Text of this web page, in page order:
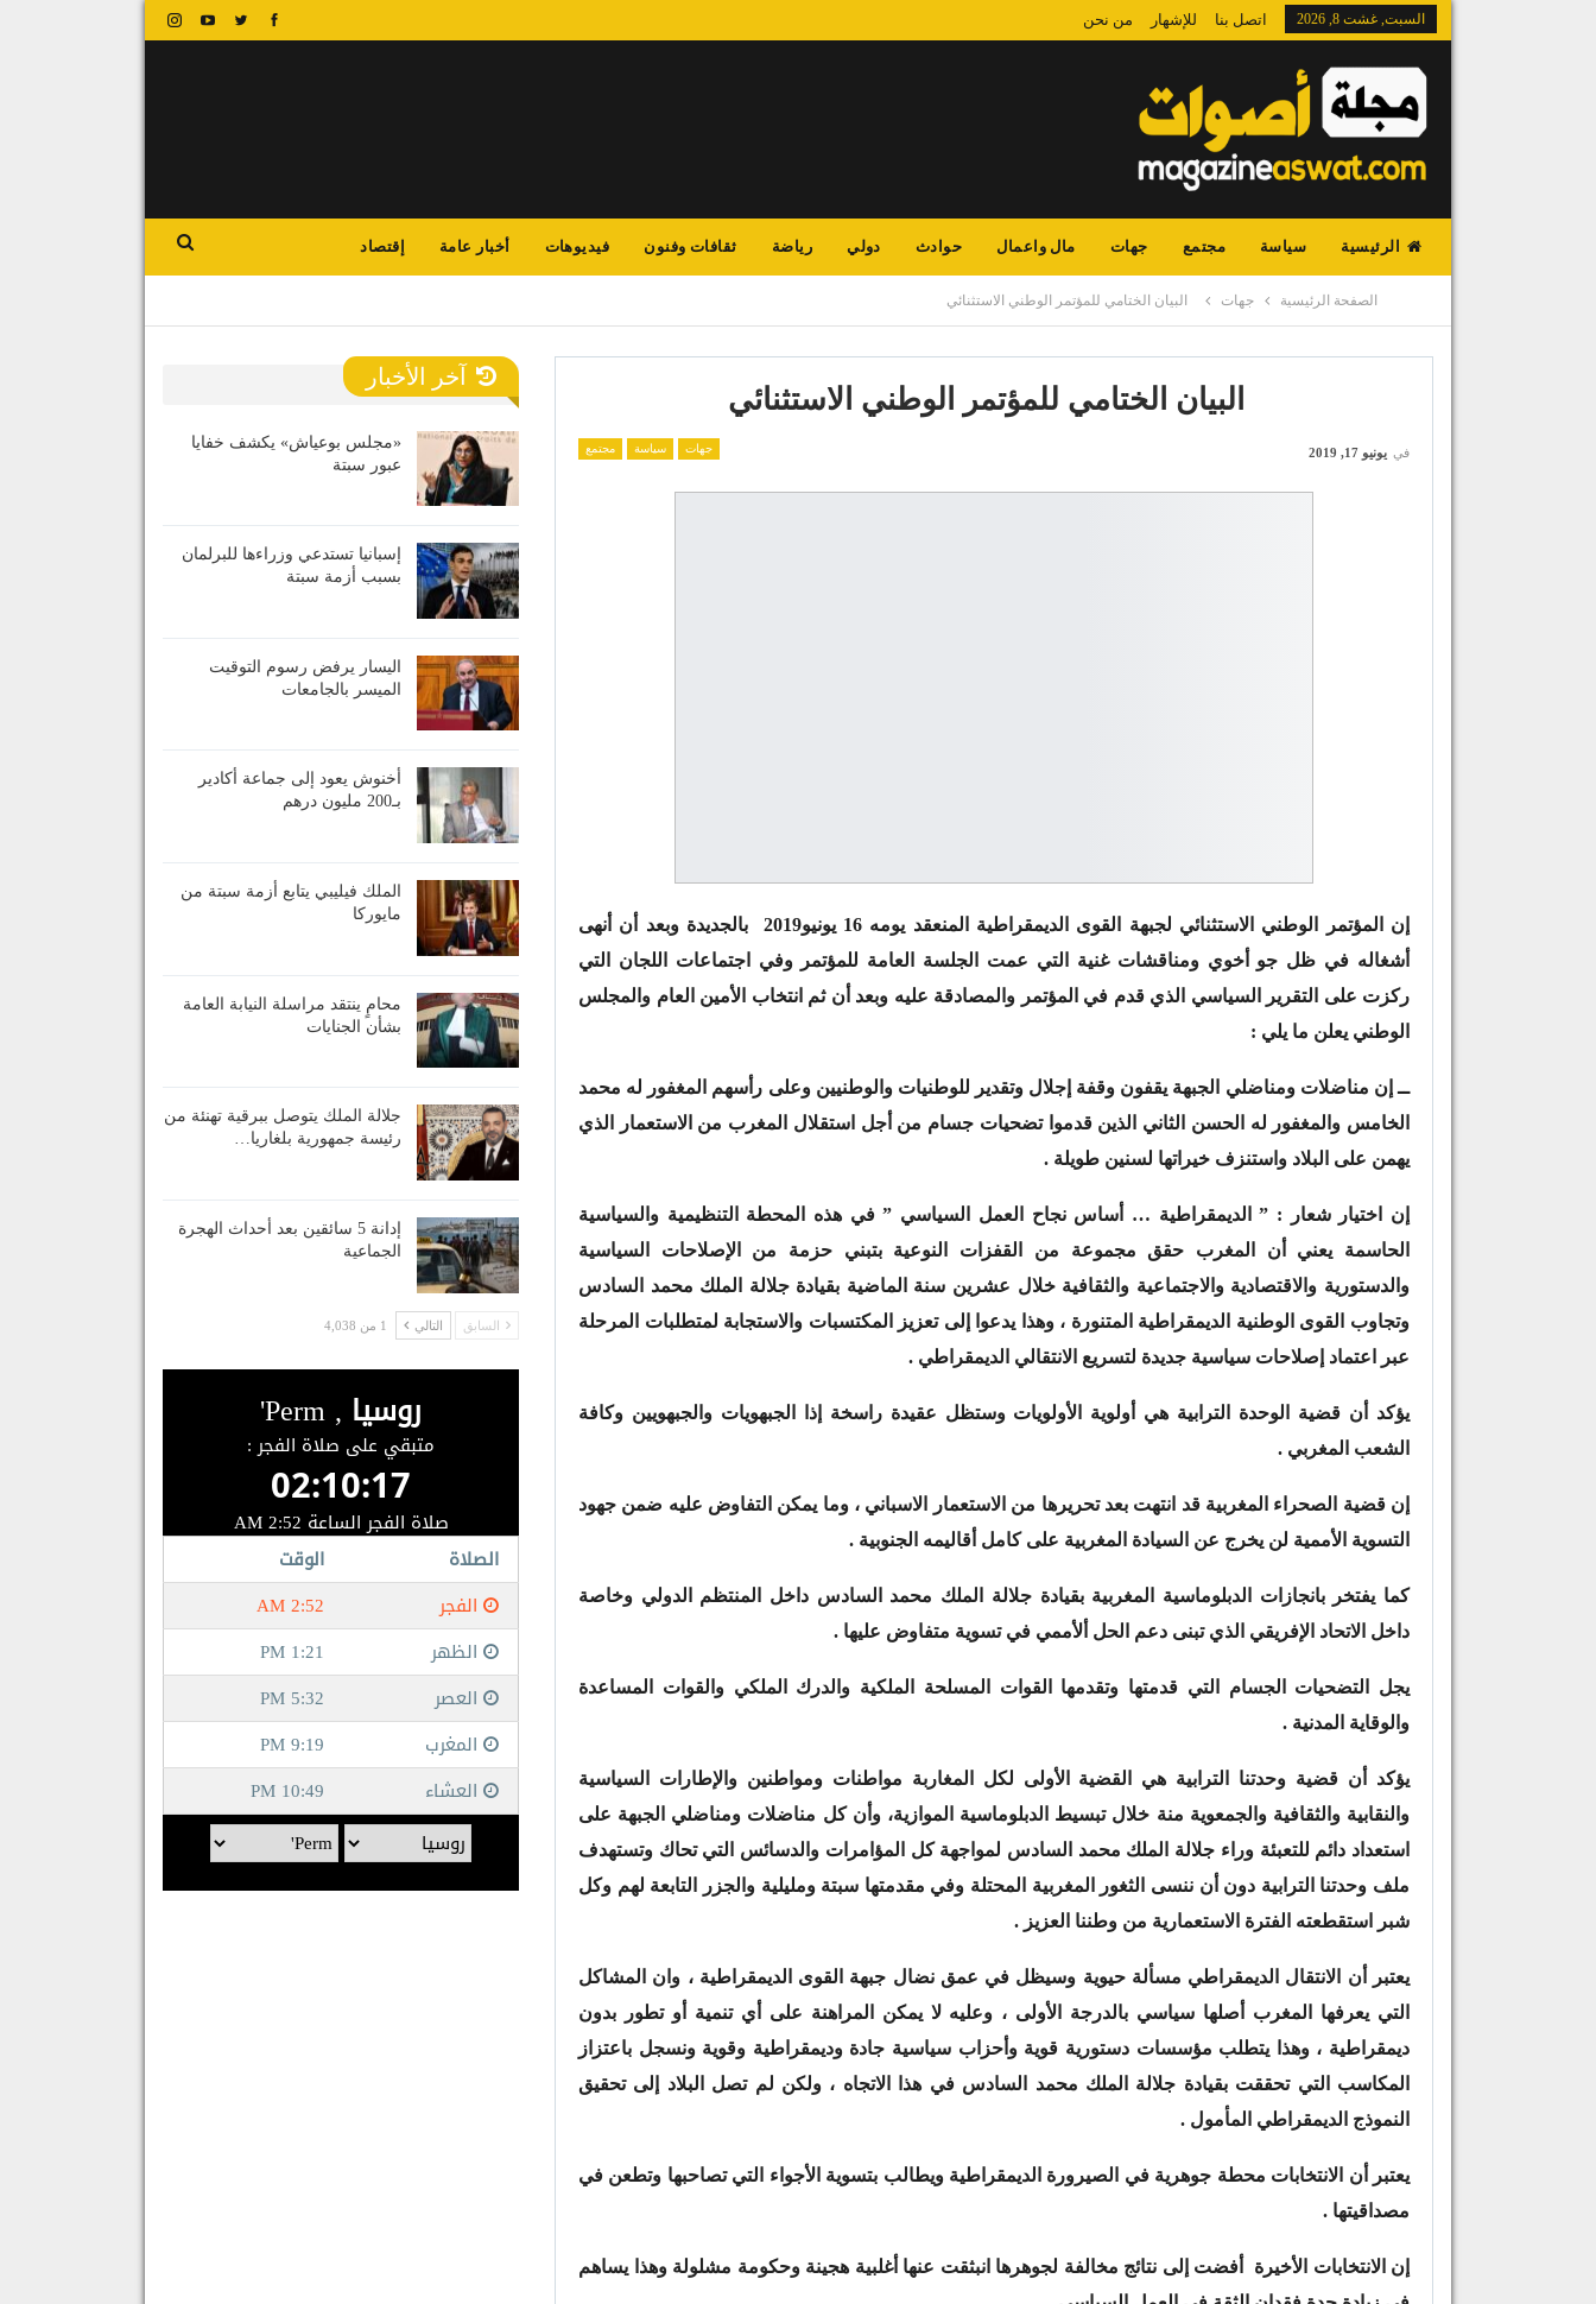
السبت, غشت 8, 2026 اتصل بنا للإشهار من نحن
الرئيسية سياسة مجتمع جهات مال واعمال حوادث دولي رياضة ثقافات وفنون فيديوهات أخبار عامة إقتصاد
الصفحة الرئيسية جهات البيان الختامي للمؤتمر الوطني الاستثنائي
البيان الختامي للمؤتمر الوطني الاستثنائي
جهات سياسة مجتمع في يونيو 17, 2019
إن المؤتمر الوطني الاستثنائي لجبهة القوى الديمقراطية المنعقد يومه 16 يونيو2019 بالجديدة وبعد أن أنهى
أشغاله في ظل جو أخوي ومناقشات غنية التي عمت الجلسة العامة للمؤتمر وفي اجتماعات اللجان التي
ركزت على التقرير السياسي الذي قدم في المؤتمر والمصادقة عليه وبعد أن ثم انتخاب الأمين العام والمجلس
الوطني يعلن ما يلي :
ــ إن مناضلات ومناضلي الجبهة يقفون وقفة إجلال وتقدير للوطنيات والوطنيين وعلى رأسهم المغفور له محمد
الخامس والمغفور له الحسن الثاني الذين قدموا تضحيات جسام من أجل استقلال المغرب من الاستعمار الذي
يهمن على البلاد واستنزف خيراتها لسنين طويلة .
إن اختيار شعار : ” الديمقراطية … أساس نجاح العمل السياسي ” في هذه المحطة التنظيمية والسياسية
الحاسمة يعني أن المغرب حقق مجموعة من القفزات النوعية بتبني حزمة من الإصلاحات السياسية
والدستورية والاقتصادية والاجتماعية والثقافية خلال عشرين سنة الماضية بقيادة جلالة الملك محمد السادس
وتجاوب القوى الوطنية الديمقراطية المتنورة ، وهذا يدعوا إلى تعزيز المكتسبات والاستجابة لمتطلبات المرحلة
عبر اعتماد إصلاحات سياسية جديدة لتسريع الانتقالي الديمقراطي .
يؤكد أن قضية الوحدة الترابية هي أولوية الأولويات وستظل عقيدة راسخة إذا الجبهويات والجبهويين وكافة
الشعب المغربي .
إن قضية الصحراء المغربية قد انتهت بعد تحريرها من الاستعمار الاسباني ، وما يمكن التفاوض عليه ضمن جهود
التسوية الأممية لن يخرج عن السيادة المغربية على كامل أقاليمه الجنوبية .
كما يفتخر بانجازات الدبلوماسية المغربية بقيادة جلالة الملك محمد السادس داخل المنتظم الدولي وخاصة
داخل الاتحاد الإفريقي الذي تبنى دعم الحل ألأممي في تسوية متفاوض عليها .
يجل التضحيات الجسام التي قدمتها وتقدمها القوات المسلحة الملكية والدرك الملكي والقوات المساعدة
والوقاية المدنية .
يؤكد أن قضية وحدتنا الترابية هي القضية الأولى لكل المغاربة مواطنات ومواطنين والإطارات السياسية
والنقابية والثقافية والجمعوية منة خلال تبسيط الدبلوماسية الموازية، وأن كل مناضلات ومناضلي الجبهة على
استعداد دائم للتعبئة وراء جلالة الملك محمد السادس لمواجهة كل المؤامرات والدسائس التي تحاك وتستهدف
ملف وحدتنا الترابية دون أن ننسى الثغور المغربية المحتلة وفي مقدمتها سبتة ومليلية والجزر التابعة لهم وكل
شبر استقطعته الفترة الاستعمارية من وطننا العزيز .
يعتبر أن الانتقال الديمقراطي مسألة حيوية وسيظل في عمق نضال جبهة القوى الديمقراطية ، وان المشاكل
التي يعرفها المغرب أصلها سياسي بالدرجة الأولى ، وعليه لا يمكن المراهنة على أي تنمية أو تطور بدون
ديمقراطية ، وهذا يتطلب مؤسسات دستورية قوية وأحزاب سياسية جادة وديمقراطية وقوية ونسجل باعتزاز
المكاسب التي تحققت بقيادة جلالة الملك محمد السادس في هذا الاتجاه ، ولكن لم تصل البلاد إلى تحقيق
النموذج الديمقراطي المأمول .
يعتبر أن الانتخابات محطة جوهرية في الصيرورة الديمقراطية ويطالب بتسوية الأجواء التي تصاحبها وتطعن في
مصداقيتها .
إن الانتخابات الأخيرة أفضت إلى نتائج مخالفة لجوهرها انبثقت عنها أغلبية هجينة وحكومة مشلولة وهذا يساهم
آخر الأخبار
«مجلس بوعياش» يكشف خفايا
عبور سبتة
إسبانيا تستدعي وزراءها للبرلمان
بسبب أزمة سبتة
اليسار يرفض رسوم التوقيت
الميسر بالجامعات
أخنوش يعود إلى جماعة أكادير
بـ200 مليون درهم
الملك فيليبي يتابع أزمة سبتة من
مايوركا
محامٍ ينتقد مراسلة النيابة العامة
بشأن الجنايات
جلالة الملك يتوصل ببرقية تهنئة من
رئيسة جمهورية بلغاريا…
إدانة 5 سائقين بعد أحداث الهجرة
الجماعية
السابق التالي 1 من 4,038